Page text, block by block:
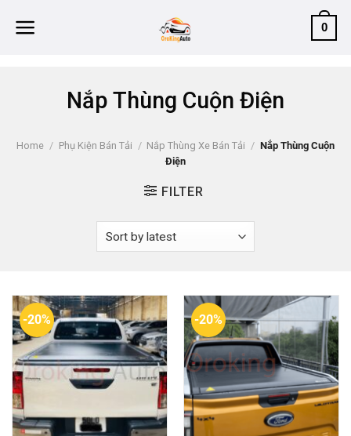
0
Nắp Thùng Cuộn Điện
Home / Phụ Kiện Bán Tải / Nắp Thùng Xe Bán Tải / Nắp Thùng Cuộn
Điện
FILTER
-20% -20%